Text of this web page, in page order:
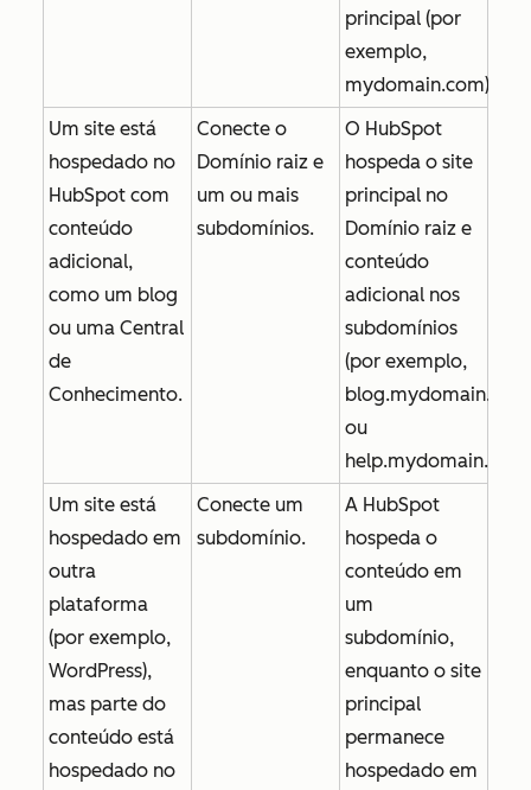
principal (por
exemplo,
mydomain.com)
Um site está
hospedado no
HubSpot com
conteúdo
adicional,
como um blog
ou uma Central
de
Conhecimento.
Conecte o
Domínio raiz e
um ou mais
subdomínios.
O HubSpot
hospeda o site
principal no
Domínio raiz e
conteúdo
adicional nos
subdomínios
(por exemplo,
blog.mydomain.com
ou
help.mydomain.com
Um site está
hospedado em
outra
plataforma
(por exemplo,
WordPress),
mas parte do
conteúdo está
hospedado no
Conecte um
subdomínio.
A HubSpot
hospeda o
conteúdo em
um
subdomínio,
enquanto o site
principal
permanece
hospedado em